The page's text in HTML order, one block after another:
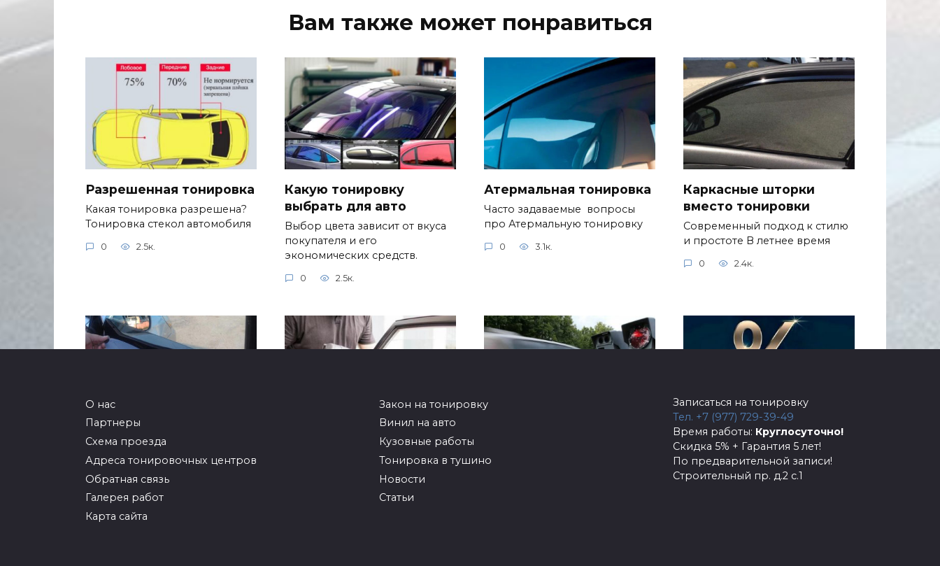
Вам также может понравиться
Разрешенная тонировка
Какая тонировка разрешена?
Тонировка стекол автомобиля
0 2.5к.
Какую тонировку
выбрать для авто
Выбор цвета зависит от вкуса
покупателя и его
экономических средств.
0 2.5к.
Атермальная тонировка
Часто задаваемые вопросы
про Атермальную тонировку
0 3.1к.
Каркасные шторки
вместо тонировки
Современный подход к стилю
и простоте В летнее время
0 2.4к.
Съемная силиконовая
тонировка
Эта тонировка является
новинкой на рынке
автомобильных
Снятие старой
тонировочной пленки
Тонировочная пленка, увы, не
долговечна, особенно если
использовать
Акция — Скидки —
Спецпредложения
Действующие акции нашей
О нас
Партнеры
Схема проезда
Адреса тонировочных центров
Обратная связь
Галерея работ
Карта сайта
Закон на тонировку
Винил на авто
Кузовные работы
Тонировка в тушино
Новости
Статьи
Записаться на тонировку
Тел. +7 (977) 729-39-49
Время работы: Круглосуточно!
Скидка 5% + Гарантия 5 лет!
По предварительной записи!
Строительный пр. д.2 с.1